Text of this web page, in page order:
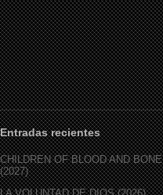
Entradas recientes
CHILDREN OF BLOOD AND BONE
(2027)